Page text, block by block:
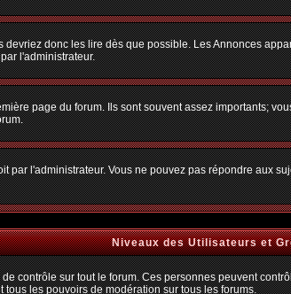
donc les lire dès que possible. Les Annonces
l'administrateur.
page du forum. Ils sont souvent assez importants;
par l'administrateur. Vous ne pouvez pas répondre aux
Niveaux des Utilisateurs et
contrôle sur tout le forum. Ces personnes peuvent
les pouvoirs de modération sur tous les forums.